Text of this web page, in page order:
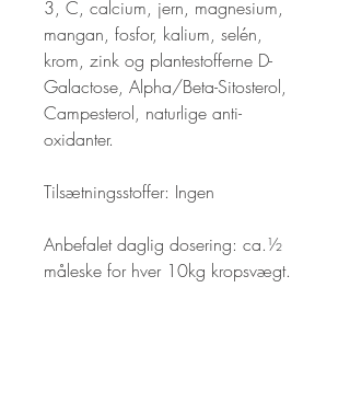
3, C, calcium, jern, magnesium,
mangan, fosfor, kalium, selén,
krom, zink og plantestofferne D-
Galactose, Alpha/Beta-Sitosterol,
Campesterol, naturlige anti-
oxidanter.
Tilsætningsstoffer: Ingen
Anbefalet daglig dosering: ca.½
måleske for hver 10kg kropsvægt.